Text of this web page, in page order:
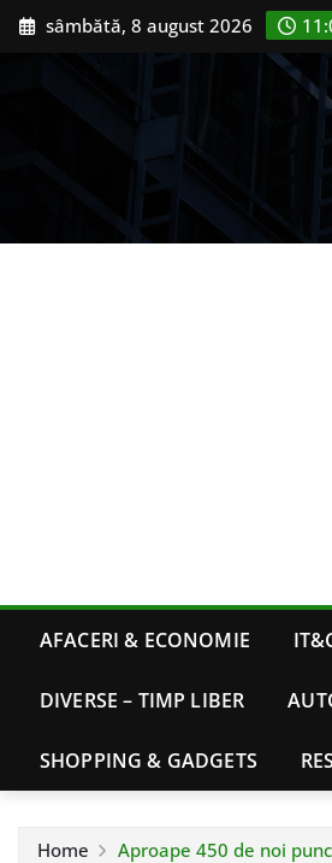
Skip sâmbătă, 8 august 2026
AFACERI & ECONOMIE
DIVERSE – TIMP LIBER
SHOPPING & GADGETS
Home Aproape 450 de noi